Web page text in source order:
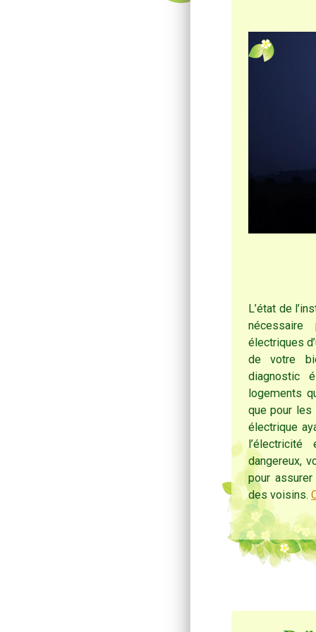
L’état de
électriques
de votre
diagnostic
logements
que pour les
électrique
dangereux,
pour
des voisins.